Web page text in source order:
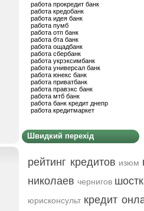
работа прокредит банк
работа кредобанк
работа идея банк
работа пумб
работа отп банк
работа бта банк
работа ощадбанк
работа сбербанк
работа укрэксимбанк
работа универсал банк
работа юнекс банк
работа приватбанк
работа правэкс банк
работа мтб банк
работа банк кредит днепр
работа кредитмаркет
Швидкий перехід
рейтинг кредитов изюм
николаев чернигов
юрисконсульт кредит